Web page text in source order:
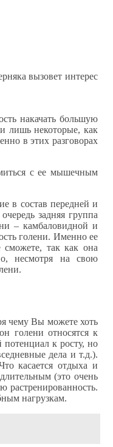
вызовет интерес
накачать большую
лишь некоторые, как
в этих разговорах
с ее мышечным
в состав передней и
задняя группа
– камбаловидной и
голени. Именно ее
так как она
несмотря на свою
чему Вы можете хоть
голени относятся к
к росту, но
дела и т.д.).
касается отдыха и
(это очень
растренированность.
нагрузкам.